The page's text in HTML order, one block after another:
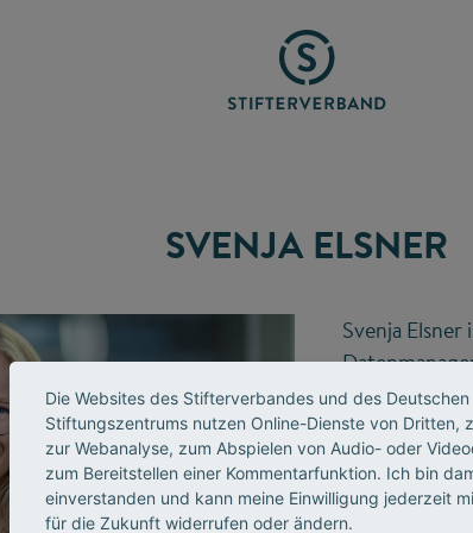
SVENJA ELSNER
Svenja
T 0201 8401-
E-Mail senden
Die Websites des Stifterverbandes und des Deutschen
Stiftungszentrums nutzen Online-Dienste von Dritten,
zur Webanalyse, zum Abspielen von Audio- oder
zum Bereitstellen einer Kommentarfunktion. Ich bin
einverstanden und kann meine Einwilligung jederzeit
für die Zukunft widerrufen oder ändern.